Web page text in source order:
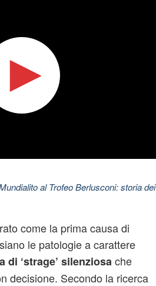
al Trofeo Berlusconi: storia dei
come la prima causa di
le patologie a carattere
di ‘strage’ silenziosa che
decisione. Secondo la ricerca